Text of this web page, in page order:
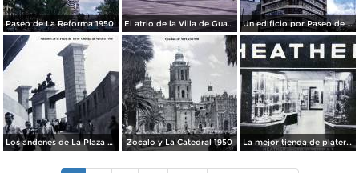
Paseo de La Reforma 1950. El atrio de la Villa de Guadalupe 1950. Un edificio por Paseo de La Reforma 1950
Los andenes de La Plaza de toros Ciudad de México 1950 Zocalo y La Catedral 1950 La mejor tienda de plateria.